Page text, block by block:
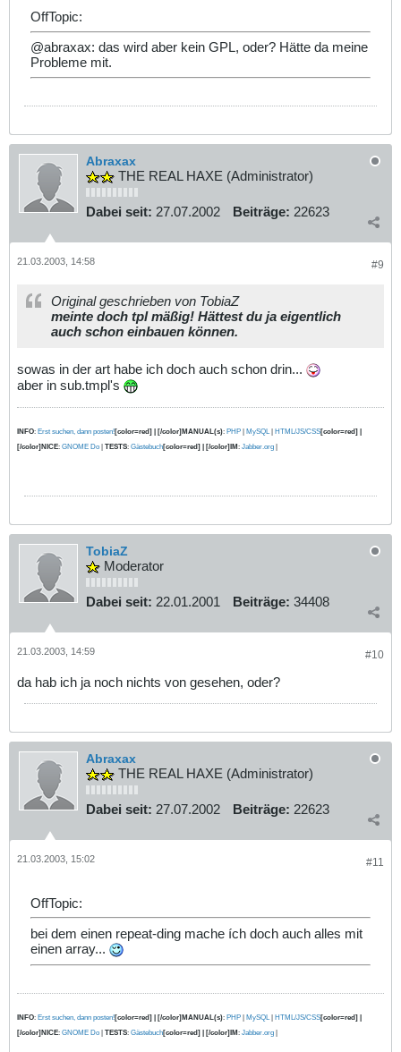
OffTopic:
@abraxax: das wird aber kein GPL, oder? Hätte da meine
Probleme mit.
Abraxax
THE REAL HAXE (Administrator)
Dabei seit: 27.07.2002 Beiträge: 22623
#9
21.03.2003, 14:58
Original geschrieben von TobiaZ
meinte doch tpl mäßig! Hättest du ja eigentlich
auch schon einbauen können.
sowas in der art habe ich doch auch schon drin...
aber in sub.tmpl's
INFO: Erst suchen, dann posten![color=red] | [/color]MANUAL(s): PHP MySQL| HTML/JS/CSS[color=red] |
[/color]NICE: GNOME Do TESTS: Gästebuch[color=red] | [/color]IM : Jabber.org
TobiaZ
Moderator
Dabei seit: 22.01.2001 Beiträge: 34408
#10
21.03.2003, 14:59
da hab ich ja noch nichts von gesehen, oder?
Abraxax
THE REAL HAXE (Administrator)
Dabei seit: 27.07.2002 Beiträge: 22623
#11
21.03.2003, 15:02
OffTopic:
bei dem einen repeat-ding mache ích doch auch alles mit
einen array...
INFO: Erst suchen, dann posten![color=red] | [/color]MANUAL(s): PHP | MySQL | HTML/JS/CSS[color=red] |
[/color]NICE: GNOME Do | TESTS: Gästebuch[color=red] | [/color]IM: Jabber.org |